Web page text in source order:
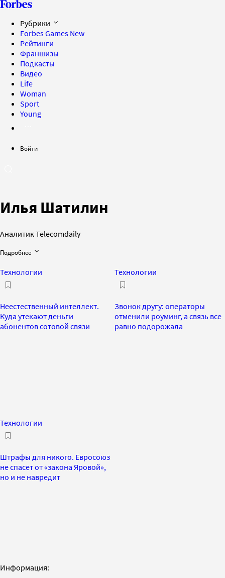
Рубрики
Forbes Games New
Рейтинги
Франшизы
Подкасты
Видео
Life
Woman
Sport
Young
Войти
Илья Шатилин
Аналитик Telecomdaily
Подробнее
Технологии
Неестественный интеллект.
Куда утекают деньги
абонентов сотовой связи
Технологии
Звонок другу: операторы
отменили роуминг, а связь все
равно подорожала
Технологии
Штрафы для никого. Евросоюз
не спасет от «закона Яровой»,
но и не навредит
Информация: